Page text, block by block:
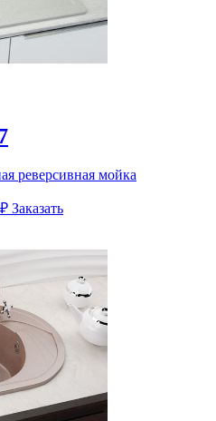
реверсивная мойка
₽ Заказать